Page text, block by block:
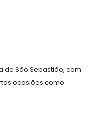
de São Sebastião, com
ocasiões como